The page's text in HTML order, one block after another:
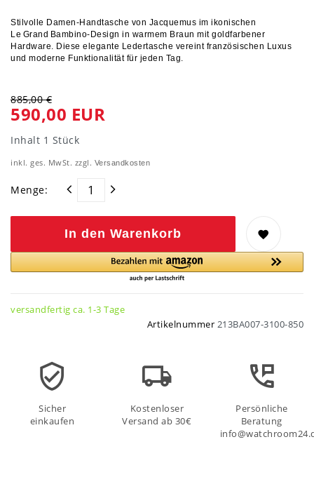
Stilvolle Damen‑Handtasche von Jacquemus im ikonischen
Le Grand Bambino‑Design in warmem Braun mit goldfarbener
Hardware. Diese elegante Ledertasche vereint französischen Luxus
und moderne Funktionalität für jeden Tag.
885,00 €
590,00 EUR
Inhalt 1 Stück
inkl. ges. MwSt. zzgl. Versandkosten
Menge:
In den Warenkorb
versandfertig ca. 1-3 Tage
Artikelnummer 213BA007-3100-850
Sicher
einkaufen
Kostenloser
Versand ab 30€
Persönliche
Beratung